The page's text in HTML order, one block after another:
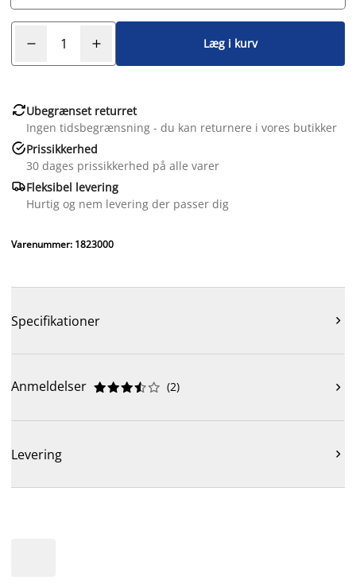
Læg i kurv
Ubegrænset returret
Ingen tidsbegrænsning - du kan returnere i vores butikker
Prissikkerhed
30 dages prissikkerhed på alle varer
Fleksibel levering
Hurtig og nem levering der passer dig
Varenummer: 1823000
Specifikationer 
Anmeldelser 




 (2) 
Levering 